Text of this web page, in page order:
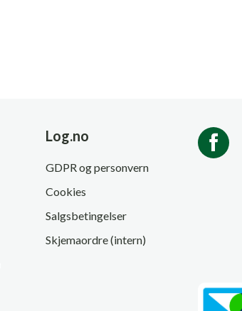
Log.no
GDPR og personvern
Cookies
Salgsbetingelser
Skjemaordre (intern)